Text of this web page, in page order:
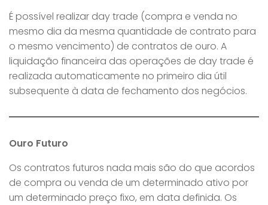
É possível realizar day trade (compra e venda no
mesmo dia da mesma quantidade de contrato para
o mesmo vencimento) de contratos de ouro. A
liquidação financeira das operações de day trade é
realizada automaticamente no primeiro dia útil
subsequente à data de fechamento dos negócios.
Ouro Futuro
Os contratos futuros nada mais são do que acordos
de compra ou venda de um determinado ativo por
um determinado preço fixo, em data definida. Os